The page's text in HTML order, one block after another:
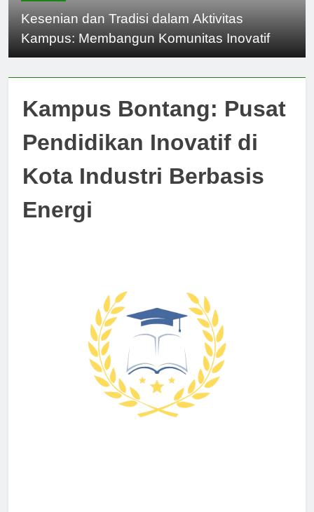
Kesenian dan Tradisi dalam Aktivitas
Kampus: Membangun Komunitas Inovatif
Kampus Bontang: Pusat
Pendidikan Inovatif di
Kota Industri Berbasis
Energi